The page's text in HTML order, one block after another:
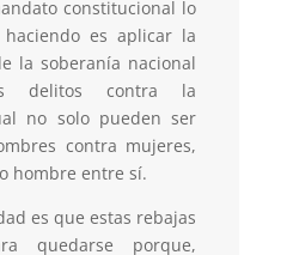
constitucional lo
es aplicar la
la soberanía nacional
delitos contra la
no solo pueden ser
contra mujeres,
hombre entre sí.
es que estas rebajas
quedarse porque,